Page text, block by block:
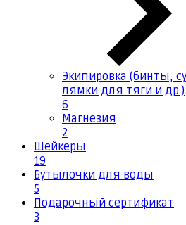
Экипировка (бинты,
лямки для тяги и др.)
6
Магнезия
2
Шейкеры
19
Бутылочки для воды
5
Подарочный сертификат
3